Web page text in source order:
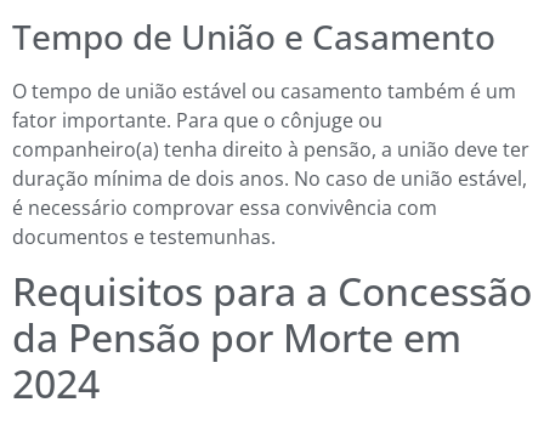
Tempo de União e Casamento
O tempo de união estável ou casamento também é um
fator importante. Para que o cônjuge ou
companheiro(a) tenha direito à pensão, a união deve ter
duração mínima de dois anos. No caso de união estável,
é necessário comprovar essa convivência com
documentos e testemunhas.
Requisitos para a Concessão
da Pensão por Morte em
2024